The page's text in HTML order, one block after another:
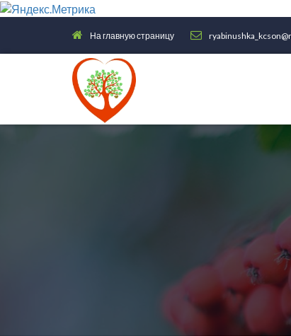
На главную страницу